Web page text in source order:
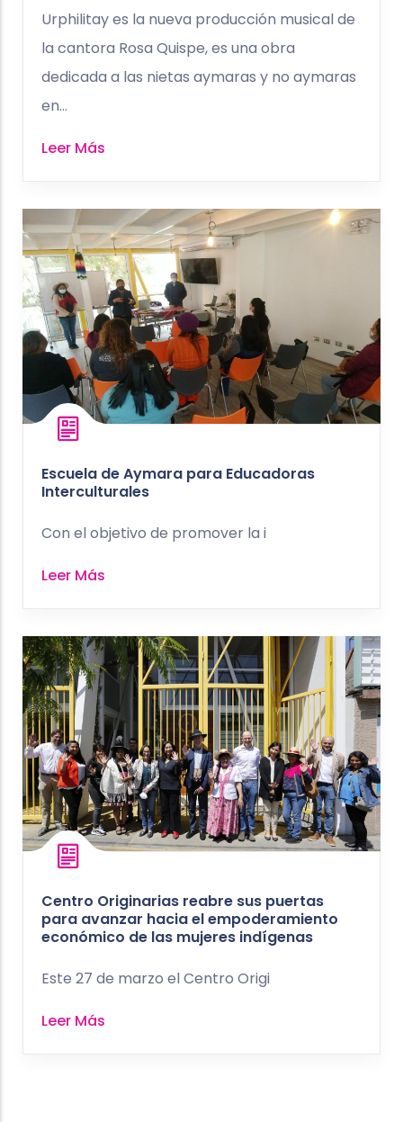
Urphilitay es la nueva producción musical de
la cantora Rosa Quispe, es una obra
dedicada a las nietas aymaras y no aymaras
en...
Leer Más
Escuela de Aymara para Educadoras
Interculturales
Con el objetivo de promover la i
Leer Más
Centro Originarias reabre sus puertas
para avanzar hacia el empoderamiento
económico de las mujeres indígenas
Este 27 de marzo el Centro Origi
Leer Más